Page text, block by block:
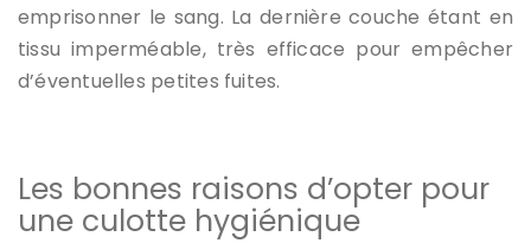
emprisonner le sang. La dernière couche étant en
tissu imperméable, très efficace pour empêcher
d’éventuelles petites fuites.
Les bonnes raisons d’opter pour
une culotte hygiénique